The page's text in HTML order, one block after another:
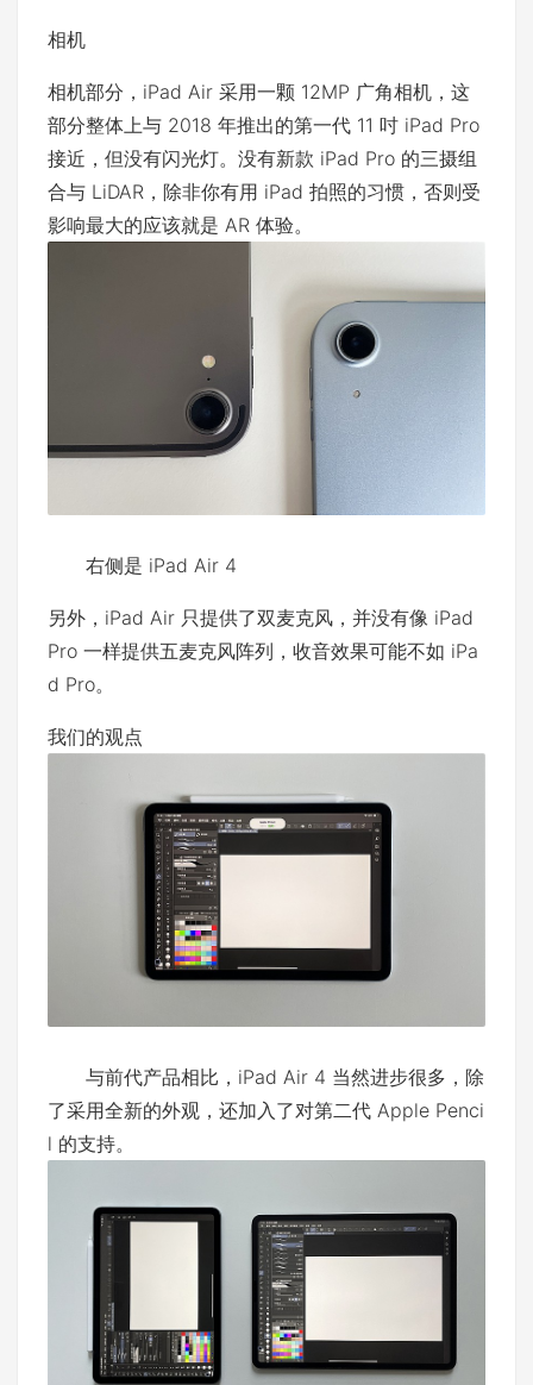
相机
相机部分，iPad Air 采用一颗 12MP 广角相机，这
部分整体上与 2018 年推出的第一代 11 吋 iPad Pro
接近，但没有闪光灯。没有新款 iPad Pro 的三摄组
合与 LiDAR，除非你有用 iPad 拍照的习惯，否则受
影响最大的应该就是 AR 体验。
右侧是 iPad Air 4
另外，iPad Air 只提供了双麦克风，并没有像 iPad
Pro 一样提供五麦克风阵列，收音效果可能不如 iPa
d Pro。
我们的观点
与前代产品相比，iPad Air 4 当然进步很多，除
了采用全新的外观，还加入了对第二代 Apple Penci
l 的支持。